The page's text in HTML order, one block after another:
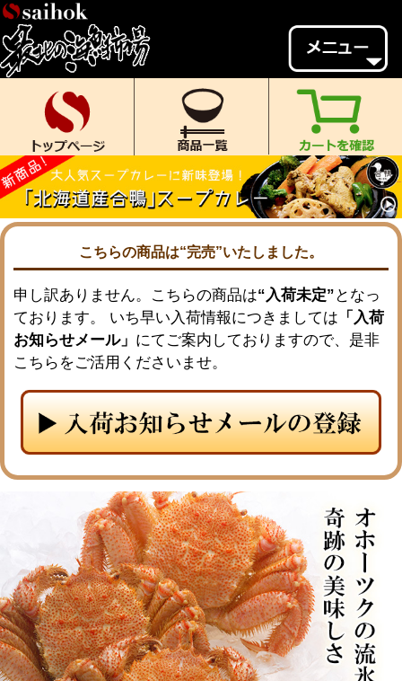
会員様メニュー
ゲスト
様、
いらっしゃいませ。
ご来店ありがとうございます。
新規会員登録 ログイン
MYページ MYクーポン
ポイント履歴 お気に入り
レビュー投稿 閲覧履歴
当店について
初めての方へ
返品について ご利用ガイド
メルマガ登録 お問合せ
こちらの商品は“完売”いたしました。
申し訳ありません。こちらの商品は“入荷未定” となっ
ております。 いち早い入荷情報につきましては 「入荷
お知らせメール」 にてご案内しておりますので、是非
こちらをご活用くださいませ。